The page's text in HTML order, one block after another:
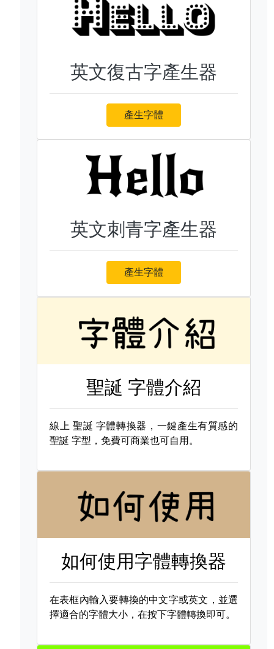
英文復古字產生器
產生字體
英文刺青字產生器
產生字體
聖誕 字體介紹
線上 聖誕 字體轉換器，一鍵產生有質感的
聖誕 字型，免費可商業也可自用。
如何使用字體轉換器
在表框內輸入要轉換的中文字或英文，並選
擇適合的字體大小，在按下字體轉換即可。